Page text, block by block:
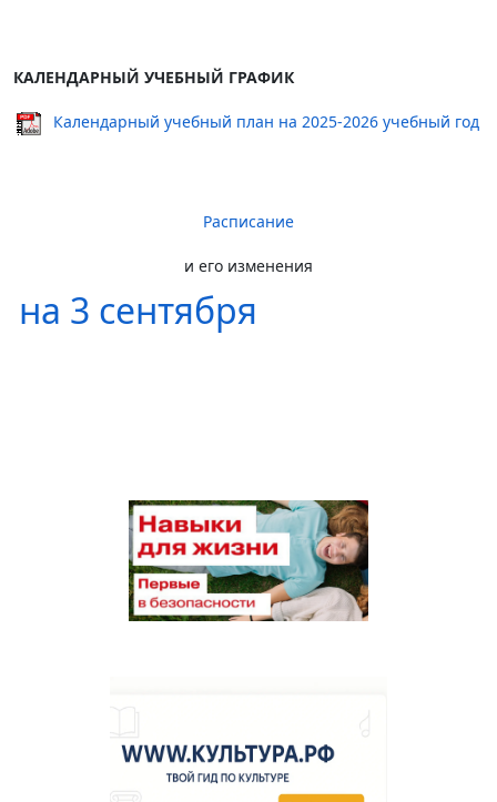
КАЛЕНДАРНЫЙ УЧЕБНЫЙ ГРАФИК
Календарный учебный план на 2025-2026 учебный год
Расписание
и его изменения
на 3 сентября